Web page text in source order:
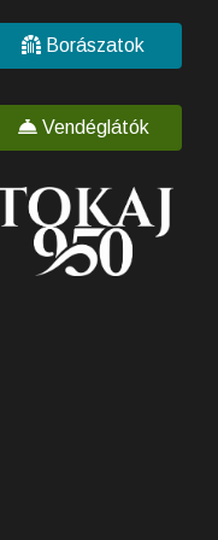
Borászatok
Vendéglátók